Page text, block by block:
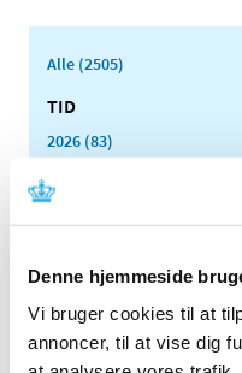
Denne hjemmeside
Vi bruger cookies til at
annoncer, til at vise dig
Alle (2505)
TID
2026 (83)
2024 (224)
2022 (197)
2021 (516)
2020 (263)